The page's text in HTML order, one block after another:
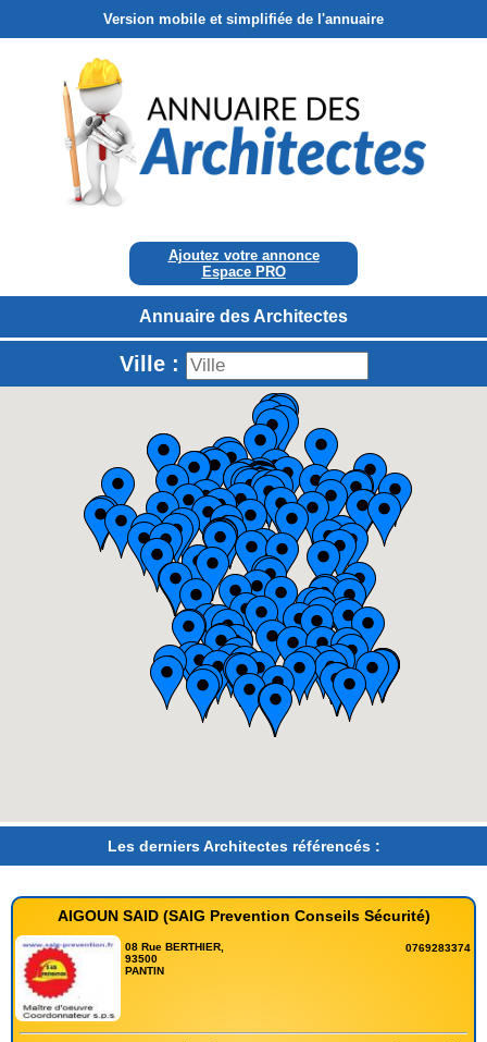
Version mobile et simplifiée de l'annuaire
Ajoutez votre annonce
Espace PRO
Annuaire des Architectes
Ville :
Les derniers Architectes référencés :
AIGOUN SAID (SAIG Prevention Conseils Sécurité)
08 Rue BERTHIER,
93500
PANTIN
0769283374